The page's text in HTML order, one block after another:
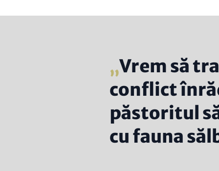
Vrem să
conflict
păstoritul
cu fauna